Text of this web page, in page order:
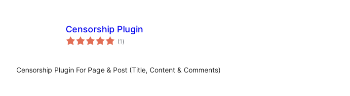
Censorship Plugin
(1 celkové
hodnocení
)
Censorship Plugin For Page & Post (Title, Content & Comments)